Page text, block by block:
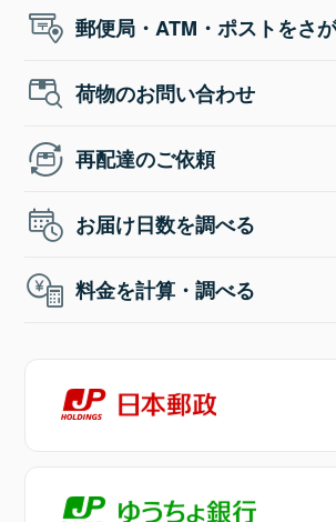
郵便局・ATM・ポストをさ
荷物のお問い合わせ
再配達のご依頼
お届け日数を調べる
料金を計算・調べる